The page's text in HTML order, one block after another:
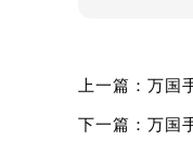
上一篇： 万国
下一篇： 万国